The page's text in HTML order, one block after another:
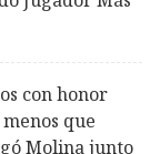
con honor
que
Molina junto